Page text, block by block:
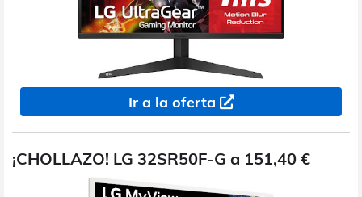
Ir a la oferta
¡CHOLLAZO! LG 32SR50F-G a 151,40 €